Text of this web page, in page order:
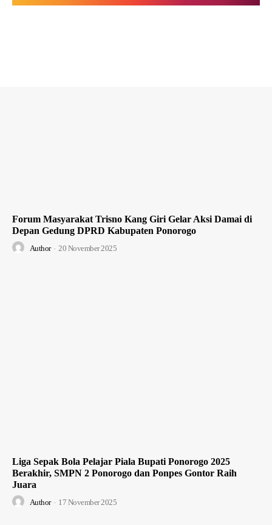
Forum Masyarakat Trisno Kang Giri Gelar Aksi Damai di
Depan Gedung DPRD Kabupaten Ponorogo
Author - 20 November 2025
Liga Sepak Bola Pelajar Piala Bupati Ponorogo 2025
Berakhir, SMPN 2 Ponorogo dan Ponpes Gontor Raih
Juara
Author - 17 November 2025